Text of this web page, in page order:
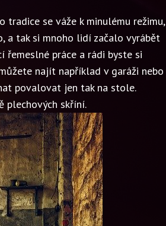
tradice se váže k minulému režimu,
a tak si mnoho lidí začalo vyrábět
řemeslné práce a rádi byste si
najít například v garáži nebo
povalovat jen tak na stole.
plechových skříní.